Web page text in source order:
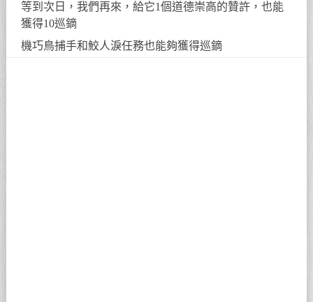
等到次日，我們再來，給它1個道德崇高的贊許，也能
獲得10巡鏑
機巧鳥捕手和鮫人淚任務也能夠獲得巡鏑